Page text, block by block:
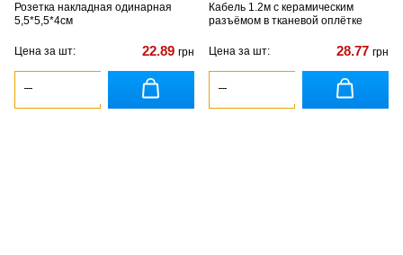
Розетка накладная одинарная
5,5*5,5*4см
Цена за шт: 22.89 грн
Кабель 1.2м с керамическим
разъёмом в тканевой оплётке
Цена за шт: 28.77 грн